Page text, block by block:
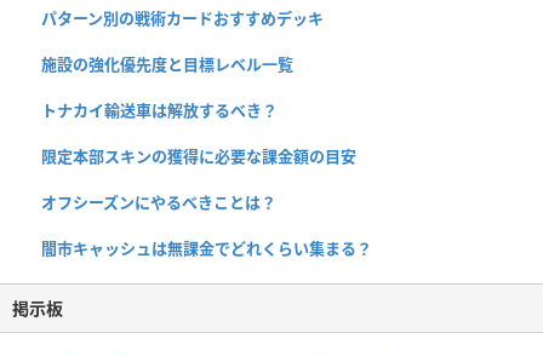
パターン別の戦術カードおすすめデッキ
施設の強化優先度と目標レベル一覧
トナカイ輸送車は解放するべき？
限定本部スキンの獲得に必要な課金額の目安
オフシーズンにやるべきことは？
闇市キャッシュは無課金でどれくらい集まる？
掲示板